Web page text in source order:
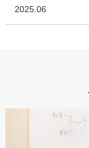
2025.06